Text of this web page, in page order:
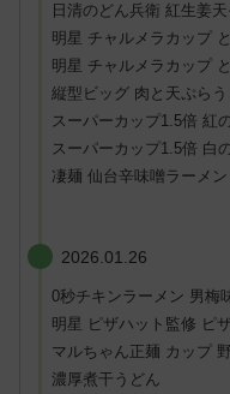
日清のどん兵衛 紅生姜
明星 チャルメラカップ
明星 チャルメラカップ
縦型ビッグ 肉と天ぷらう
スーパーカップ1.5倍 紅
スーパーカップ1.5倍 白
凄麺 仙台辛味噌ラーメン
2026.01.26
0秒チキンラーメン 男梅
明星 ピザハット監修 ピ
マルちゃん正麺 カップ
濃厚煮干うどん